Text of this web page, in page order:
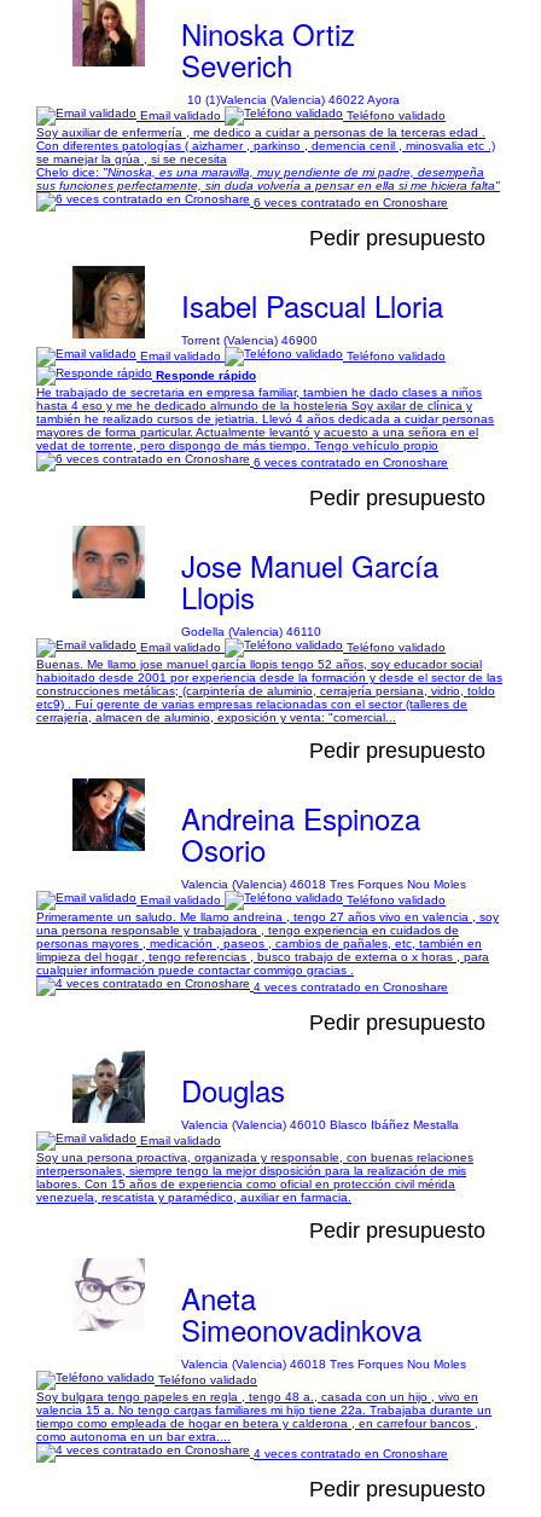
Ninoska Ortiz
Severich
10 (1)Valencia (Valencia) 46022 Ayora
Email validado
Teléfono validado
Soy auxiliar de enfermería , me dedico a cuidar a personas de la terceras edad .
Con diferentes patologías ( aizhamer , parkinso , demencia cenil , minosvalia etc .)
se manejar la grúa , si se necesita
Chelo dice: "Ninoska, es una maravilla, muy pendiente de mi padre, desempeña
sus funciones perfectamente, sin duda volvería a pensar en ella si me hiciera falta"
6 veces contratado en Cronoshare
Pedir presupuesto
Isabel Pascual Lloria
Torrent (Valencia) 46900
Email validado
Teléfono validado
Responde rápido
He trabajado de secretaria en empresa familiar, tambien he dado clases a niños
hasta 4 eso y me he dedicado almundo de la hosteleria Soy axilar de clínica y
también he realizado cursos de jetiatria. Llevó 4 años dedicada a cuidar personas
mayores de forma particular. Actualmente levantó y acuesto a una señora en el
vedat de torrente, pero dispongo de más tiempo. Tengo vehículo propio
6 veces contratado en Cronoshare
Pedir presupuesto
Jose Manuel García
Llopis
Godella (Valencia) 46110
Email validado
Teléfono validado
Buenas. Me llamo jose manuel garcía llopis tengo 52 años, soy educador social
habioitado desde 2001 por experiencia desde la formación y desde el sector de las
construcciones metálicas; (carpintería de aluminio, cerrajería persiana, vidrio, toldo
etc9) . Fuí gerente de varias empresas relacionadas con el sector (talleres de
cerrajería, almacen de aluminio, exposición y venta: "comercial...
Pedir presupuesto
Andreina Espinoza
Osorio
Valencia (Valencia) 46018 Tres Forques Nou Moles
Email validado
Teléfono validado
Primeramente un saludo. Me llamo andreina , tengo 27 años vivo en valencia , soy
una persona responsable y trabajadora , tengo experiencia en cuidados de
personas mayores , medicación , paseos , cambios de pañales, etc, también en
limpieza del hogar , tengo referencias , busco trabajo de externa o x horas , para
cualquier información puede contactar commigo gracias .
4 veces contratado en Cronoshare
Pedir presupuesto
Douglas
Valencia (Valencia) 46010 Blasco Ibáñez Mestalla
Email validado
Soy una persona proactiva, organizada y responsable, con buenas relaciones
interpersonales, siempre tengo la mejor disposición para la realización de mis
labores. Con 15 años de experiencia como oficial en protección civil mérida
venezuela, rescatista y paramédico, auxiliar en farmacia.
Pedir presupuesto
Aneta
Simeonovadinkova
Valencia (Valencia) 46018 Tres Forques Nou Moles
Teléfono validado
Soy bulgara tengo papeles en regla , tengo 48 a., casada con un hijo , vivo en
valencia 15 a. No tengo cargas familiares mi hijo tiene 22a. Trabajaba durante un
tiempo como empleada de hogar en betera y calderona , en carrefour bancos ,
como autonoma en un bar extra....
4 veces contratado en Cronoshare
Pedir presupuesto